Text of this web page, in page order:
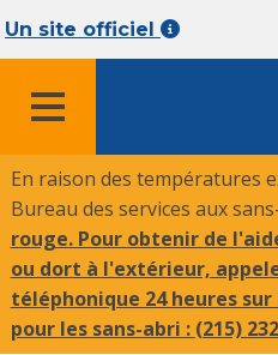
Un site officiel
En raison des températures
Bureau des services aux
rouge. Pour obtenir de
ou dort à l'extérieur,
téléphonique 24 heures
pour les sans-abri : (215)